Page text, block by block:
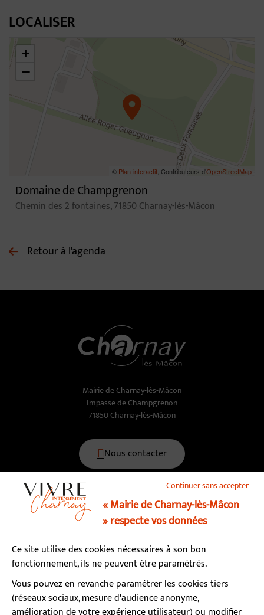
LOCALISER
46.309593850769204,4.791880162322185
+
−
© Plan-interactif , Contributeurs d'OpenStreetMap
Domaine de Champgrenon
Chemin des 2 fontaines, 71850 Charnay-lès-Mâcon
Retour à l'agenda
Mairie de Charnay-lès-Mâcon
Impasse de Champgrenon
71850 Charnay-lès-Mâcon
Nous contacter
03 85 34 15 70
Lundi, mardi, mercredi, vendredi : 9h - 12h / 13h - 17h
Jeudi : fermé le matin / 13h - 17h
Samedi : 9h - 12h (permanence état-civil)
Continuer sans accepter
« Mairie de Charnay-lès-Mâcon
» respecte vos données
Ce site utilise des cookies nécessaires à son bon
fonctionnement, ils ne peuvent être paramétrés.
Vous pouvez en revanche paramétrer les cookies tiers
(réseaux sociaux, mesure d'audience anonyme,